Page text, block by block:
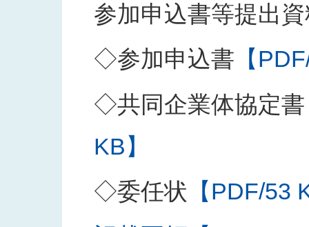
参加申込書等提出
◇参加申込書 【
◇共同企業体協定書
KB】
◇委任状 【PDF/53